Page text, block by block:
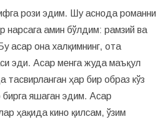
рози эдим. Шу аснода романни
нарсага амин бўлдим: рамзий ва
асар она халқимнинг, ота
эди. Асар менга жуда маъқул
ҳар бир образ кўз
бирга яшаган эдим. Асар
ҳақида кино қилсам, ўзим